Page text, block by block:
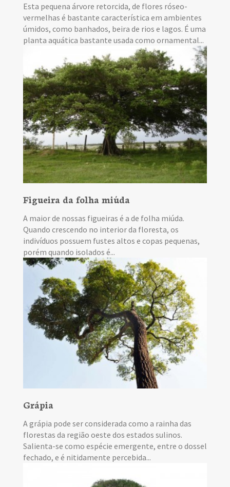
Esta pequena árvore retorcida, de flores róseo-
vermelhas é bastante característica em ambientes
úmidos, como banhados, beira de rios e lagos. É uma
planta aquática bastante usada como ornamental...
Figueira da folha miúda
A maior de nossas figueiras é a de folha miúda.
Quando crescendo no interior da floresta, os
indivíduos possuem fustes altos e copas pequenas,
porém quando isolados é...
Grápia
A grápia pode ser considerada como a rainha das
florestas da região oeste dos estados sulinos.
Salienta-se como espécie emergente, entre o dossel
fechado, e é nitidamente percebida...